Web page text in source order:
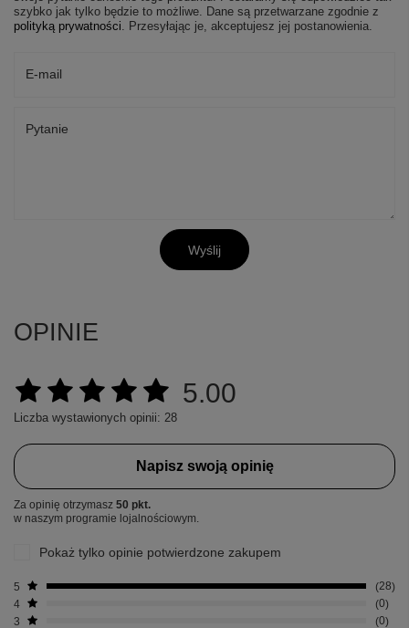
szybko jak tylko będzie to możliwe. Dane są przetwarzane zgodnie z
polityką prywatności. Przesyłając je, akceptujesz jej postanowienia.
E-mail
Pytanie
Wyślij
OPINIE
5.00
Liczba wystawionych opinii: 28
Napisz swoją opinię
Za opinię otrzymasz 50 pkt.
w naszym programie lojalnościowym.
Pokaż tylko opinie potwierdzone zakupem
5
28
4
0
3
0